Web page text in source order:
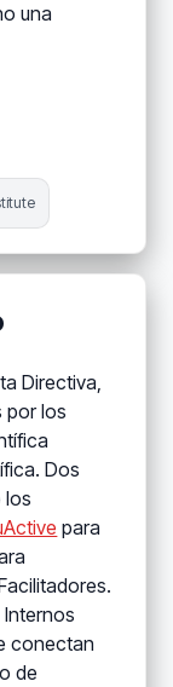
una
Directiva,
por los
Dos
los
para
conectan
de